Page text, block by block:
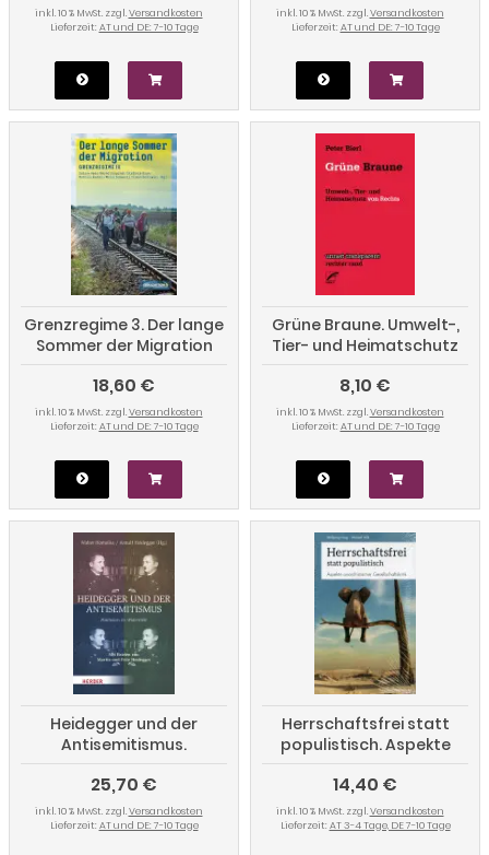
inkl. 10 % MwSt. zzgl.Versandkosten
Lieferzeit: AT und DE: 7-10 Tage
inkl. 10 % MwSt. zzgl.Versandkosten
Lieferzeit: AT und DE: 7-10 Tage
Grenzregime 3. Der lange
Sommer der Migration
18,60 €
inkl. 10 % MwSt. zzgl.Versandkosten
Lieferzeit: AT und DE: 7-10 Tage
Grüne Braune. Umwelt-,
Tier- und Heimatschutz
von Rechts
8,10 €
inkl. 10 % MwSt. zzgl.Versandkosten
Lieferzeit: AT und DE: 7-10 Tage
Heidegger und der
Antisemitismus.
Positionen im Widerstreit
25,70 €
inkl. 10 % MwSt. zzgl.Versandkosten
Lieferzeit: AT und DE: 7-10 Tage
Herrschaftsfrei statt
populistisch. Aspekte
anarchistischer
Gesellschaftskritik
14,40 €
inkl. 10 % MwSt. zzgl.Versandkosten
Lieferzeit: AT 3-4 Tage, DE 7-10 Tage